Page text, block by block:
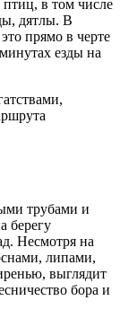
в том числе
дятлы. В
прямо в черте
езды на
трубами и
берегу
Несмотря на
липами,
выглядит
бора и